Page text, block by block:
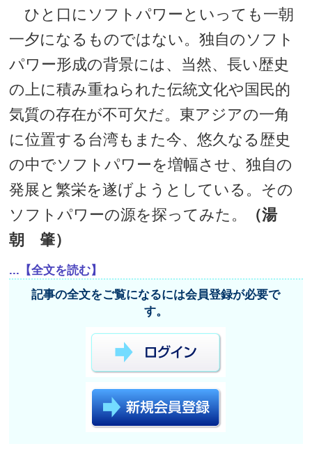
ひと口にソフトパワーといっても一朝
一夕になるものではない。独自のソフト
パワー形成の背景には、当然、長い歴史
の上に積み重ねられた伝統文化や国民的
気質の存在が不可欠だ。東アジアの一角
に位置する台湾もまた今、悠久なる歴史
の中でソフトパワーを増幅させ、独自の
発展と繁栄を遂げようとしている。その
ソフトパワーの源を探ってみた。
（湯
朝 肇）
...【全文を読む】
記事の全文をご覧になるには会員登録が必要で
す。